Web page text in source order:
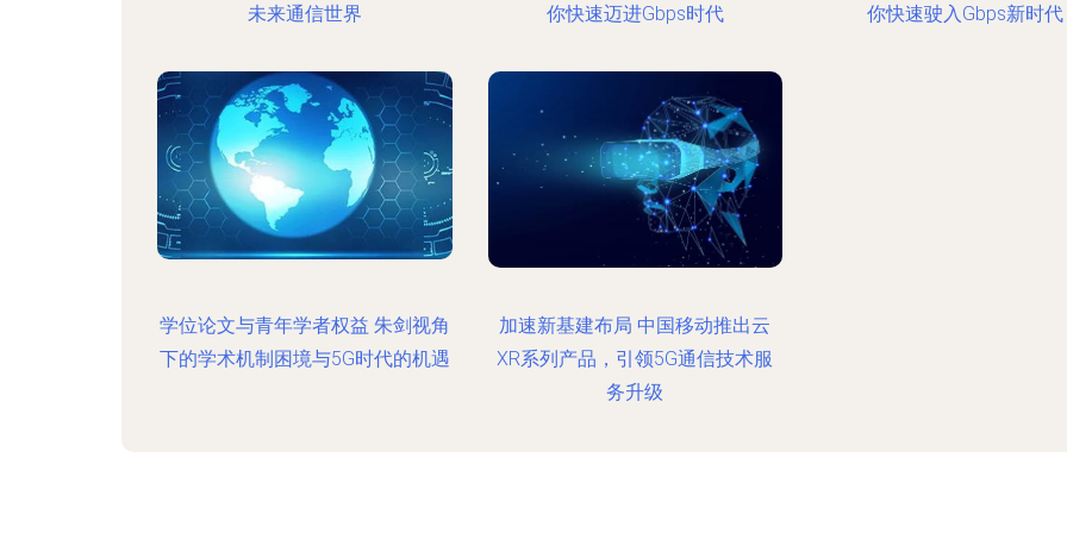
未来通信世界 你快速迈进Gbps时代 你快速驶入Gbps新时代
学位论文与青年学者权益 朱剑视角
下的学术机制困境与5G时代的机遇
加速新基建布局 中国移动推出云
XR系列产品，引领5G通信技术服
务升级